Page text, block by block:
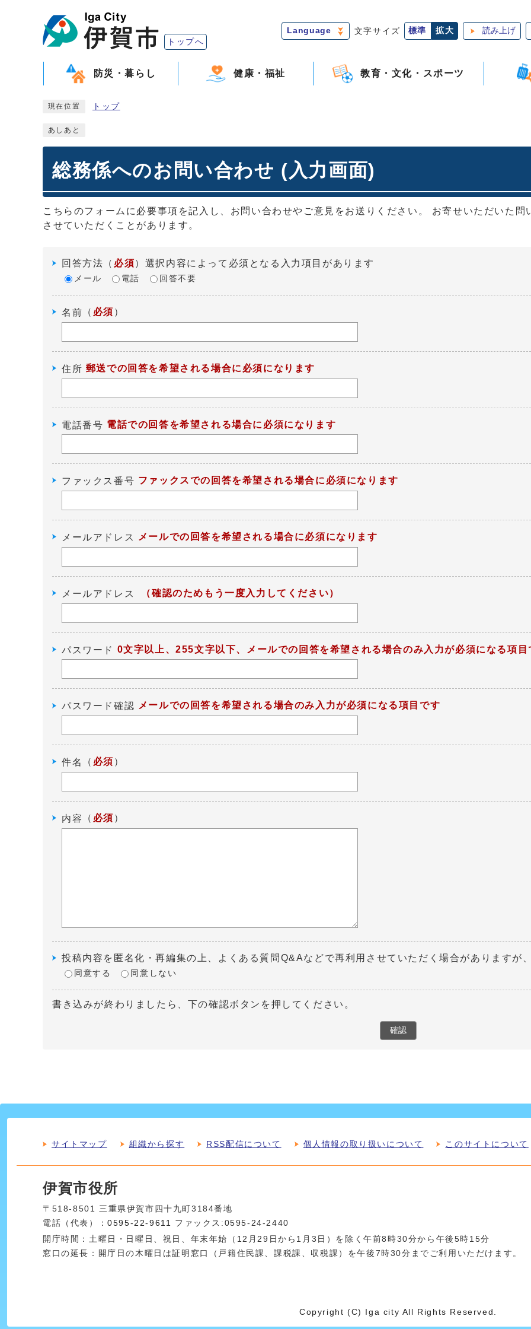
トップへ
Language 文字サイズ 標準 拡大 読み上げ
防災・暮らし 健康・福祉 教育・文化・スポーツ
現在位置 トップ
あしあと
総務係へのお問い合わせ (入力画面)
こちらのフォームに必要事項を記入し、お問い合わせやご意見をお送りください。 お寄せいただいた
させていただくことがあります。
回答方法 （ 必須）選択内容によって必須となる入力項目があります
メール 電話 回答不要
名前 （ 必須 ）
住所 郵送での回答を希望される場合に必須になります
電話番号 電話での回答を希望される場合に必須になります
ファックス番号 ファックスでの回答を希望される場合に必須になります
メールアドレス メールでの回答を希望される場合に必須になります
メールアドレス （確認のためもう一度入力してください）
パスワード 0文字以上、255文字以下、メールでの回答を希望される場合のみ入力が必須になる項目
パスワード確認 メールでの回答を希望される場合のみ入力が必須になる項目です
件名 （ 必須 ）
内容 （ 必須 ）
投稿内容を匿名化・再編集の上、よくある質問Q&Aなどで再利用させていただく場合がありますが
同意する 同意しない
書き込みが終わりましたら、下の確認ボタンを押してください。
確認
サイトマップ 組織から探す RSS配信について 個人情報の取り扱いについて このサイトについて
伊賀市役所
〒518-8501 三重県伊賀市四十九町3184番地
電話（代表）：0595-22-9611
ファックス:0595-24-2440
開庁時間：土曜日・日曜日、祝日、年末年始（12月29日から1月3日）を除く午前8時30分から午後5時15分
窓口の延長：開庁日の木曜日は証明窓口（戸籍住民課、課税課、収税課）を午後7時30分までご利用いただけます。
Copyright (C) Iga city All Rights Reserved.